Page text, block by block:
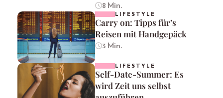
8 Min.
LIFESTYLE
Carry on: Tipps für’s
Reisen mit Handgepäck
3 Min.
LIFESTYLE
Self-Date-Summer: Es
wird Zeit uns selbst